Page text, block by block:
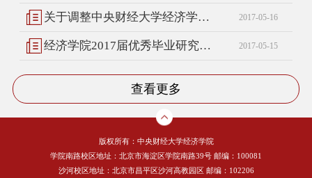
关于调整中央财经大学经济学院奖励基金评审委员的通知 2017-05-16
经济学院2017届优秀毕业研究生评选实施细则 2017-05-15
查看更多
版权所有：中央财经大学经济学院
学院南路校区地址：北京市海淀区学院南路39号 邮编：100081
沙河校区地址：北京市昌平区沙河高教园区 邮编：102206